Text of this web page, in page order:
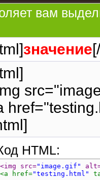
вам
значение
HTML:
<img src="image.gif"
<a href="testing.html"